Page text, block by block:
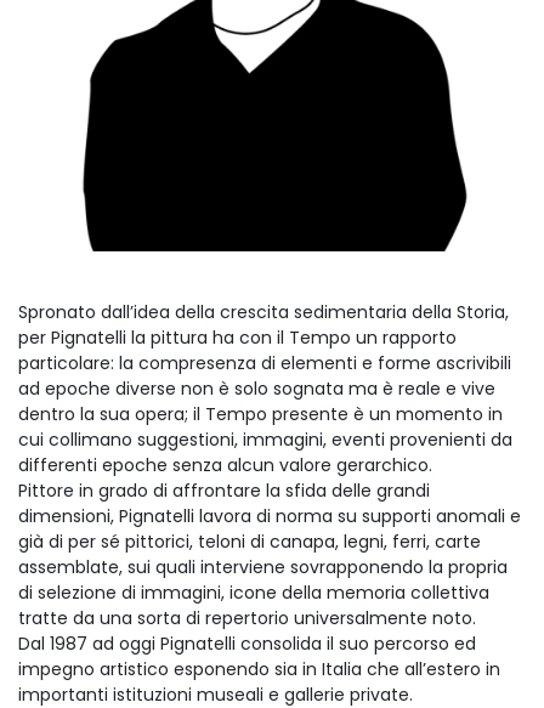
Spronato dall’idea della crescita sedimentaria della Storia,
per Pignatelli la pittura ha con il Tempo un rapporto
particolare: la compresenza di elementi e forme ascrivibili
ad epoche diverse non è solo sognata ma è reale e vive
dentro la sua opera; il Tempo presente è un momento in
cui collimano suggestioni, immagini, eventi provenienti da
differenti epoche senza alcun valore gerarchico.
Pittore in grado di affrontare la sfida delle grandi
dimensioni, Pignatelli lavora di norma su supporti anomali e
già di per sé pittorici, teloni di canapa, legni, ferri, carte
assemblate, sui quali interviene sovrapponendo la propria
di selezione di immagini, icone della memoria collettiva
tratte da una sorta di repertorio universalmente noto.
Dal 1987 ad oggi Pignatelli consolida il suo percorso ed
impegno artistico esponendo sia in Italia che all’estero in
importanti istituzioni museali e gallerie private.